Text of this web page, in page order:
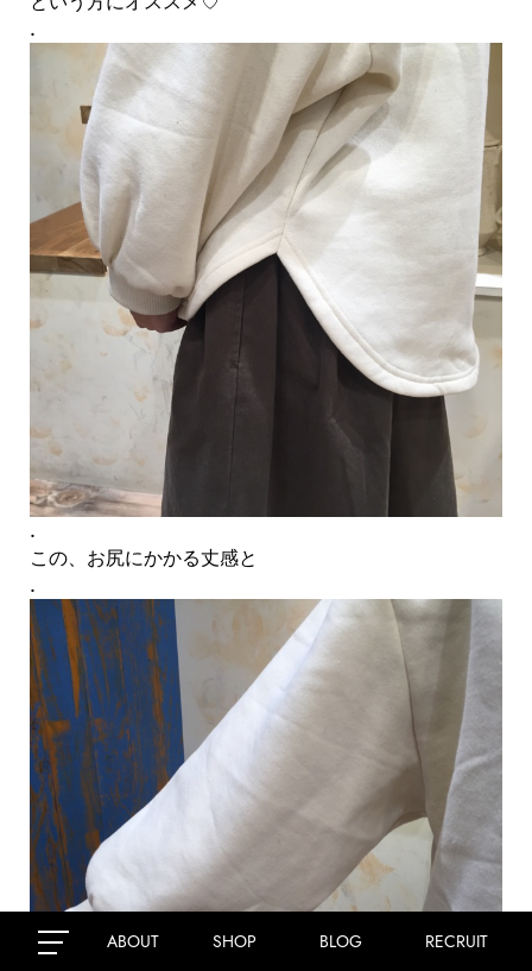
ABOUT SHOP BLOG RECRUIT
.
.
この、お尻にかかる丈感と
.